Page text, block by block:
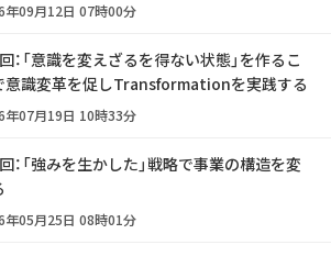
年09月12日 07時00分
：「意識を変えざるを得ない状態」を作るこ
意識変革を促しTransformationを実践する
年07月19日 10時33分
：「強みを生かした」戦略で事業の構造を変
年05月25日 08時01分